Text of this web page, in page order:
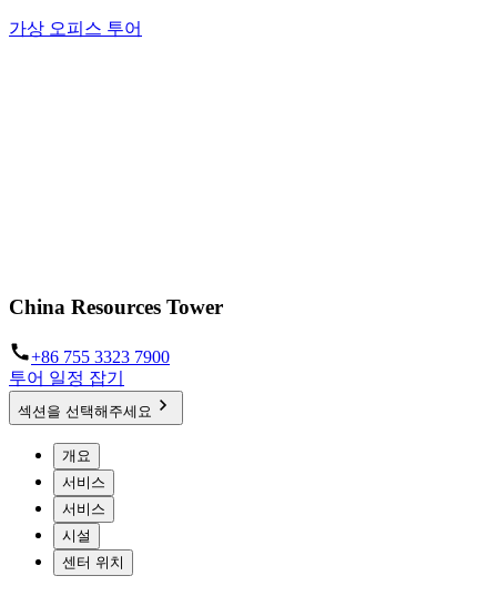
가상 오피스 투어
China Resources Tower
+86 755 3323 7900
투어 일정 잡기
섹션을 선택해주세요
개요
서비스
서비스
시설
센터 위치